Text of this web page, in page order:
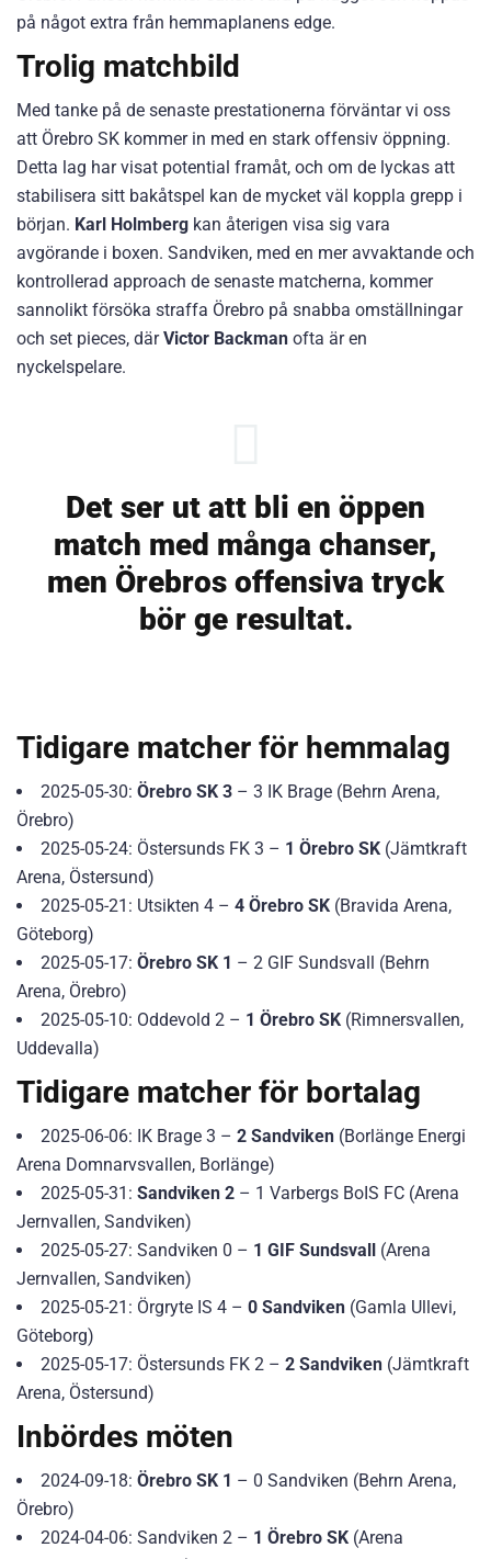
på något extra från hemmaplanens edge.
Trolig matchbild
Med tanke på de senaste prestationerna förväntar vi oss
att Örebro SK kommer in med en stark offensiv öppning.
Detta lag har visat potential framåt, och om de lyckas att
stabilisera sitt bakåtspel kan de mycket väl koppla grepp i
början. Karl Holmberg kan återigen visa sig vara
avgörande i boxen. Sandviken, med en mer avvaktande och
kontrollerad approach de senaste matcherna, kommer
sannolikt försöka straffa Örebro på snabba omställningar
och set pieces, därVictor Backman ofta är en
nyckelspelare.
Det ser ut att bli en öppen
match med många chanser,
men Örebros offensiva tryck
bör ge resultat.
Tidigare matcher för hemmalag
2025-05-30: Örebro SK 3 – 3 IK Brage (Behrn Arena,
Örebro)
2025-05-24: Östersunds FK 3 – 1 Örebro SK (Jämtkraft
Arena, Östersund)
2025-05-21: Utsikten 4 – 4 Örebro SK (Bravida Arena,
Göteborg)
2025-05-17: Örebro SK 1 – 2 GIF Sundsvall (Behrn
Arena, Örebro)
2025-05-10: Oddevold 2 – 1 Örebro SK (Rimnersvallen,
Uddevalla)
Tidigare matcher för bortalag
2025-06-06: IK Brage 3 – 2 Sandviken (Borlänge Energi
Arena Domnarvsvallen, Borlänge)
2025-05-31: Sandviken 2 – 1 Varbergs BoIS FC (Arena
Jernvallen, Sandviken)
2025-05-27: Sandviken 0 – 1 GIF Sundsvall (Arena
Jernvallen, Sandviken)
2025-05-21: Örgryte IS 4 – 0 Sandviken (Gamla Ullevi,
Göteborg)
2025-05-17: Östersunds FK 2 – 2 Sandviken (Jämtkraft
Arena, Östersund)
Inbördes möten
2024-09-18: Örebro SK 1 – 0 Sandviken (Behrn Arena,
Örebro)
2024-04-06: Sandviken 2 – 1 Örebro SK (Arena